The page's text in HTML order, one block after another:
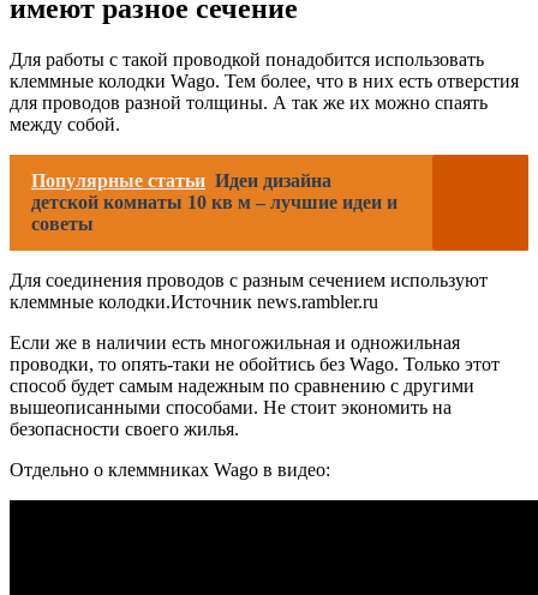
имеют разное сечение
Для работы с такой проводкой понадобится использовать
клеммные колодки Wago. Тем более, что в них есть отверстия
для проводов разной толщины. А так же их можно спаять
между собой.
Популярные статьи Идеи дизайна
детской комнаты 10 кв м – лучшие идеи и
советы
Для соединения проводов с разным сечением используют
клеммные колодки.Источник news.rambler.ru
Если же в наличии есть многожильная и одножильная
проводки, то опять-таки не обойтись без Wago. Только этот
способ будет самым надежным по сравнению с другими
вышеописанными способами. Не стоит экономить на
безопасности своего жилья.
Отдельно о клеммниках Wago в видео: